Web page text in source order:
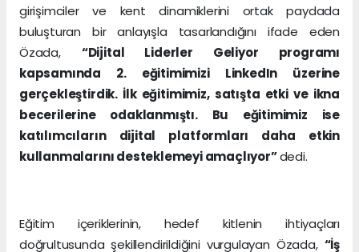
girişimciler ve kent dinamiklerini ortak paydada
buluşturan bir anlayışla tasarlandığını ifade eden
Özada, “Dijital Liderler Geliyor programı
kapsamında 2. eğitimimizi LinkedIn üzerine
gerçekleştirdik. İlk eğitimimiz, satışta etki ve ikna
becerilerine odaklanmıştı. Bu eğitimimiz ise
katılımcıların dijital platformları daha etkin
kullanmalarını desteklemeyi amaçlıyor”dedi.
Eğitim içeriklerinin, hedef kitlenin ihtiyaçları
doğrultusunda şekillendirildiğini vurgulayan Özada, “İş